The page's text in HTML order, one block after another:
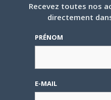
Se souvenir de
Recevez toutes nos
directement
PRÉNOM
E-MAIL